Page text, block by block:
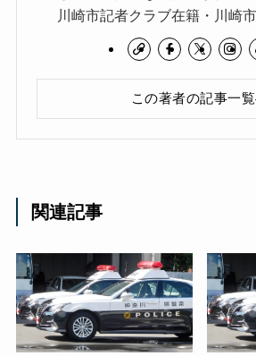
川崎市記者クラブ在籍・川崎
この著者の記事一
関連記事